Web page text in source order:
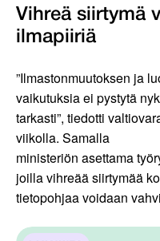
Vihreä siirtymä
ilmapiiriä
”Ilmastonmuutoksen ja
vaikutuksia ei pystytä
tarkasti”, tiedotti
viikolla. Samalla
ministeriön asettama
joilla vihreää siirtymää
tietopohjaa voidaan